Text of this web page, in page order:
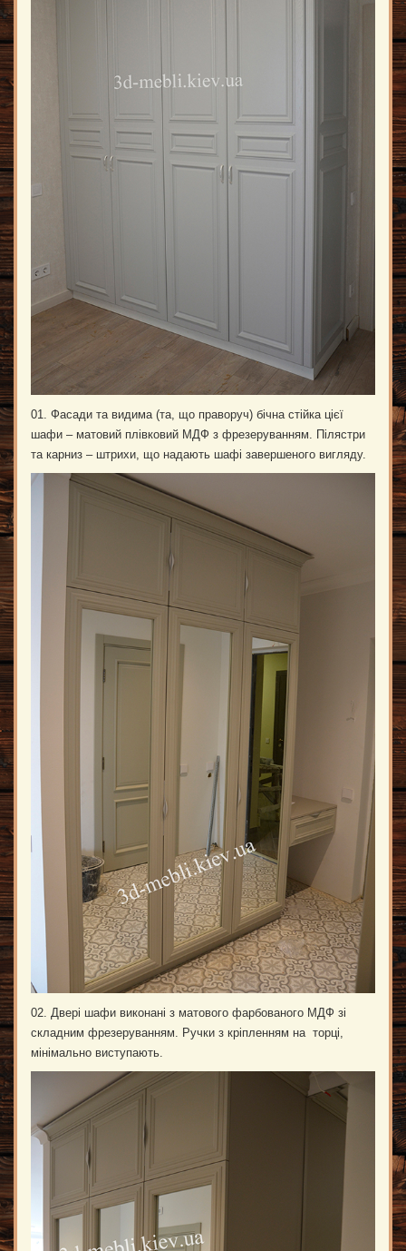
01. Фасади та видима (та, що праворуч) бічна стійка цієї
шафи – матовий плівковий МДФ з фрезеруванням. Пілястри
та карниз – штрихи, що надають шафі завершеного вигляду.
02. Двері шафи виконані з матового фарбованого МДФ зі
складним фрезеруванням. Ручки з кріпленням на торці,
мінімально виступають.